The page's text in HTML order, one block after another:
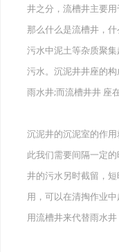
使用成都玻璃
井之分，流槽井主要用
那么什么是流槽井，
污水中泥土等杂质聚
污水。沉泥井井座的
雨水井;而流槽井井 座
沉泥井的沉泥室的作
此我们需要间隔一定
井的污水另时截留，
用，可以在清掏作业
用流槽井来代替雨水